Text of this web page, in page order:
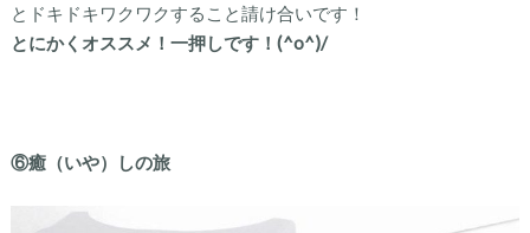
とドキドキワクワクすること請け合いです！
とにかくオススメ！一押しです！(^o^)/
⑥癒（いや）しの旅